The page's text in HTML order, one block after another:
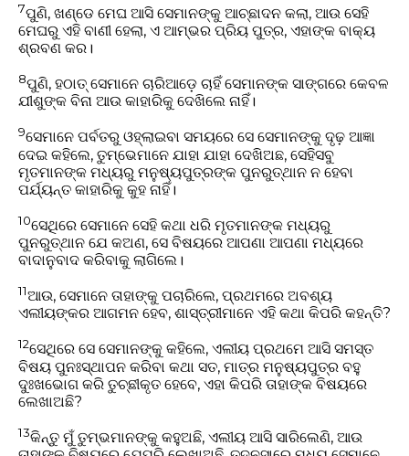
7ପୁଣି, ଖଣ୍ଡେ ମେଘ ଆସି ସେମାନଙ୍କୁ ଆଚ୍ଛାଦନ କଲା, ଆଉ ସେହି
ମେଘରୁ ଏହି ବାଣୀ ହେଲା, ଏ ଆମ୍ଭର ପ୍ରିୟ ପୁତ୍ର, ଏହାଙ୍କ ବାକ୍ୟ
ଶ୍ରବଣ କର।
8ପୁଣି, ହଠାତ୍‍ ସେମାନେ ଚାରିଆଡ଼େ ଚାହିଁ ସେମାନଙ୍କ ସାଙ୍ଗରେ କେବଳ
ଯୀଶୁଙ୍କ ବିନା ଆଉ କାହାରିକୁ ଦେଖିଲେ ନାହିଁ।
9ସେମାନେ ପର୍ବତରୁ ଓହ୍ଲାଇବା ସମୟରେ ସେ ସେମାନଙ୍କୁ ଦୃଢ଼ ଆଜ୍ଞା
ଦେଇ କହିଲେ, ତୁମ୍ଭେମାନେ ଯାହା ଯାହା ଦେଖିଅଛ, ସେହିସବୁ
ମୃତମାନଙ୍କ ମଧ୍ୟରୁ ମନୁଷ୍ୟପୁତ୍ରଙ୍କ ପୁନରୁତ୍ଥାନ ନ ହେବା
ପର୍ଯ୍ୟନ୍ତ କାହାରିକୁ କୁହ ନାହିଁ।
10ସେଥିରେ ସେମାନେ ସେହି କଥା ଧରି ମୃତମାନଙ୍କ ମଧ୍ୟରୁ
ପୁନରୁତ୍ଥାନ ଯେ କଅଣ, ସେ ବିଷୟରେ ଆପଣା ଆପଣା ମଧ୍ୟରେ
ବାଦାନୁବାଦ କରିବାକୁ ଲାଗିଲେ।
11ଆଉ, ସେମାନେ ତାହାଙ୍କୁ ପଚାରିଲେ, ପ୍ରଥମରେ ଅବଶ୍ୟ
ଏଲୀୟଙ୍କର ଆଗମନ ହେବ, ଶାସ୍ତ୍ରୀମାନେ ଏହି କଥା କିପରି କହନ୍ତି?
12ସେଥିରେ ସେ ସେମାନଙ୍କୁ କହିଲେ, ଏଲୀୟ ପ୍ରଥମେ ଆସି ସମସ୍ତ
ବିଷୟ ପୁନଃସ୍ଥାପନ କରିବା କଥା ସତ, ମାତ୍ର ମନୁଷ୍ୟପୁତ୍ର ବହୁ
ଦୁଃଖଭୋଗ କରି ତୁଚ୍ଛୀକୃତ ହେବେ, ଏହା କିପରି ତାହାଙ୍କ ବିଷୟରେ
ଲେଖାଅଛି?
13କିନ୍ତୁ ମୁଁ ତୁମ୍ଭମାନଙ୍କୁ କହୁଅଛି, ଏଲୀୟ ଆସି ସାରିଲେଣି, ଆଉ